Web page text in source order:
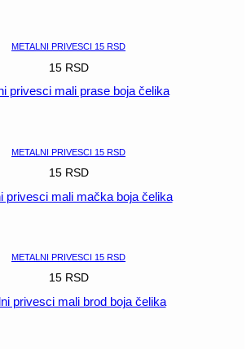
METALNI PRIVESCI 15 RSD
15 RSD
privesci mali prase boja čelika
METALNI PRIVESCI 15 RSD
15 RSD
privesci mali mačka boja čelika
METALNI PRIVESCI 15 RSD
15 RSD
privesci mali brod boja čelika